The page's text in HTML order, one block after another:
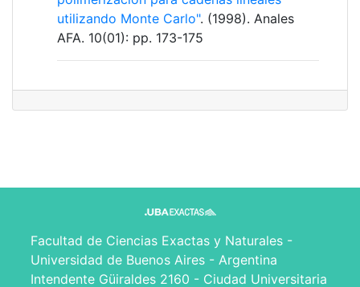
utilizando Monte Carlo". (1998). Anales
AFA. 10(01): pp. 173-175
Facultad de Ciencias Exactas y Naturales -
Universidad de Buenos Aires - Argentina
Intendente Güiraldes 2160 - Ciudad Universitaria